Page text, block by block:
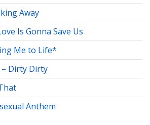
Away
Is Gonna Save Us
Me to Life*
– Dirty Dirty
Anthem